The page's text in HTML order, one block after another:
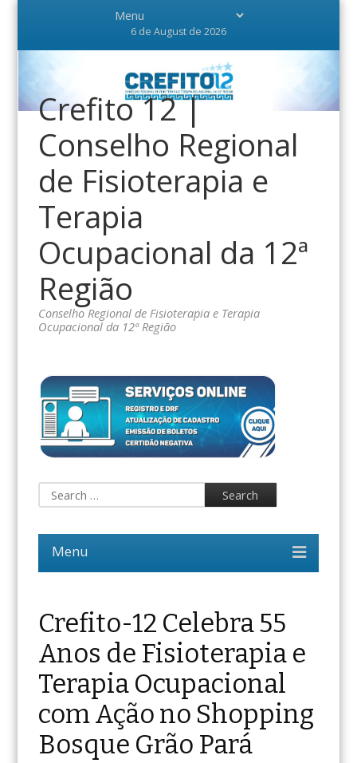
6 de August de 2026
Crefito 12 |
Conselho Regional
de Fisioterapia e
Terapia
Ocupacional da 12ª
Região
Conselho Regional de Fisioterapia e Terapia
Ocupacional da 12ª Região
Crefito-12 Celebra 55
Anos de Fisioterapia e
Terapia Ocupacional
com Ação no Shopping
Bosque Grão Pará